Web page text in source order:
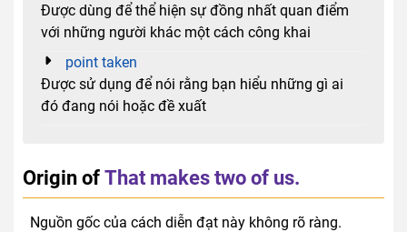
Được dùng để thể hiện sự đồng nhất quan điểm
với những người khác một cách công khai
point taken
Được sử dụng để nói rằng bạn hiểu những gì ai
đó đang nói hoặc đề xuất
Origin ofThat makes two of us.
Nguồn gốc của cách diễn đạt này không rõ ràng.